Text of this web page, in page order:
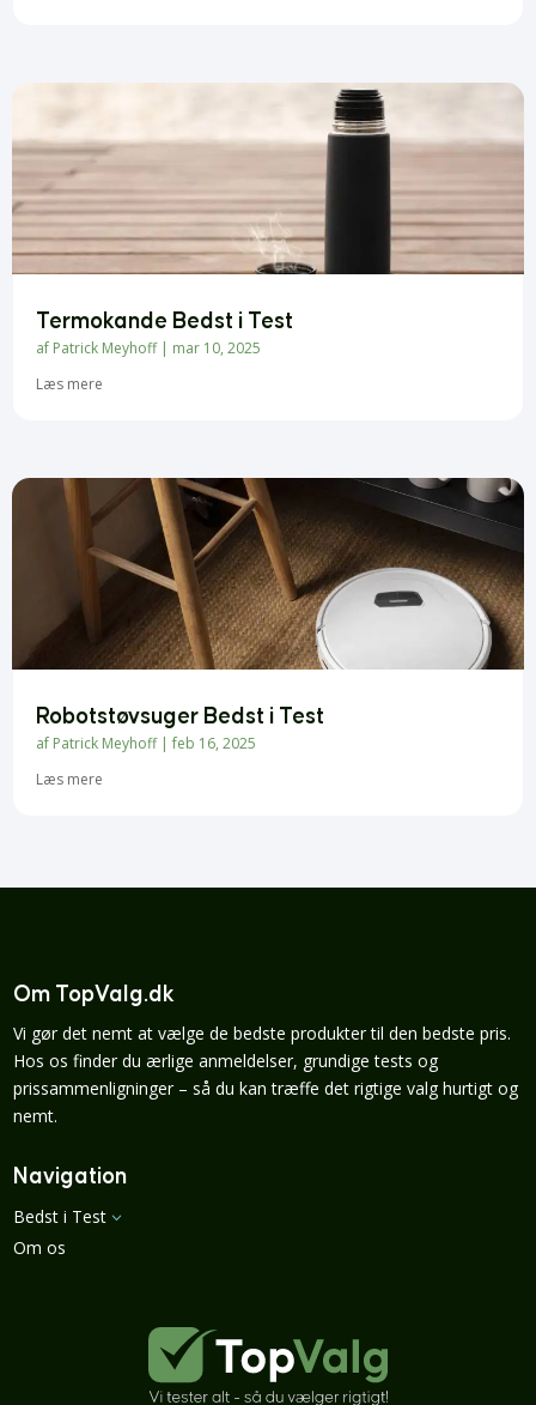
Termokande Bedst i Test
af Patrick Meyhoff| mar 10, 2025
Læs mere
Robotstøvsuger Bedst i Test
af Patrick Meyhoff|feb 16, 2025
Læs mere
Om TopValg.dk
Vi gør det nemt at vælge de bedste produkter til den bedste pris.
Hos os finder du ærlige anmeldelser, grundige tests og
prissammenligninger – så du kan træffe det rigtige valg hurtigt og
nemt.
Navigation
Bedst i Test 3
Om os